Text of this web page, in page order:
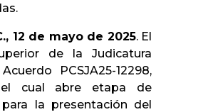
12 de mayo de 2025. El
de la Judicatura
PCSJA25-12298,
el cual abre etapa de
la presentación del